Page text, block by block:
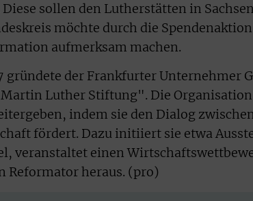
Diese sollen den Lutherstätten in
möchte durch die
aufmerksam machen.
gründete der Frankfurter Unternehmer
Luther Stiftung". Die
indem sie den Dialog
fördert. Dazu initiiert sie etwa
veranstaltet einen
Reformator heraus. (pro)